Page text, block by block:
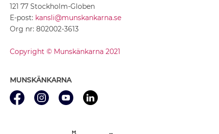
121 77 Stockholm-Globen
E-post: kansli@munskankarna.se
Org nr: 802002-3613
Copyright © Munskänkarna 2021
MUNSKÄNKARNA